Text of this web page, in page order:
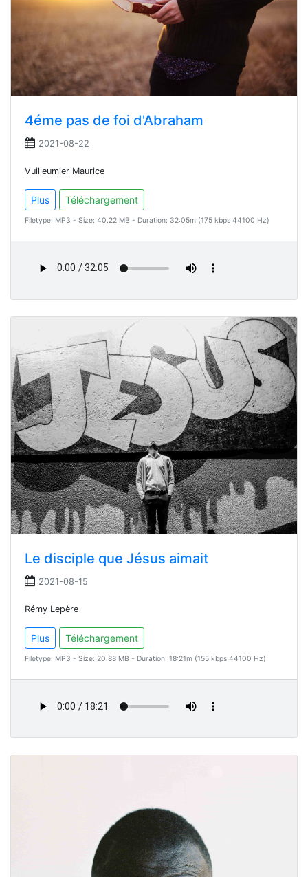
4éme pas de foi d'Abraham
2021-08-22
Vuilleumier Maurice
Plus Téléchargement
Filetype: MP3 - Size: 40.22 MB - Duration: 32:05m (175 kbps 44100 Hz)
Le disciple que Jésus aimait
2021-08-15
Rémy Lepère
Plus Téléchargement
Filetype: MP3 - Size: 20.88 MB - Duration: 18:21m (155 kbps 44100 Hz)